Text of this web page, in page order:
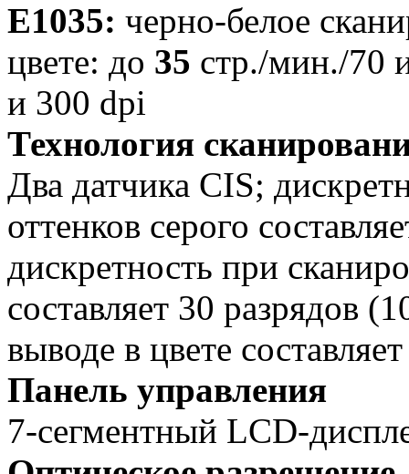
E1035: черно-белое
цвете: до 35 стр./мин./70
и 300 dpi
Технология
Два датчика CIS;
оттенков серого
дискретность при
составляет 30 разрядов
выводе в цвете
Панель управления
7-сегментный LCD-